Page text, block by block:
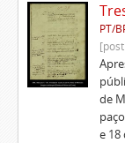
PT/
de
e 18